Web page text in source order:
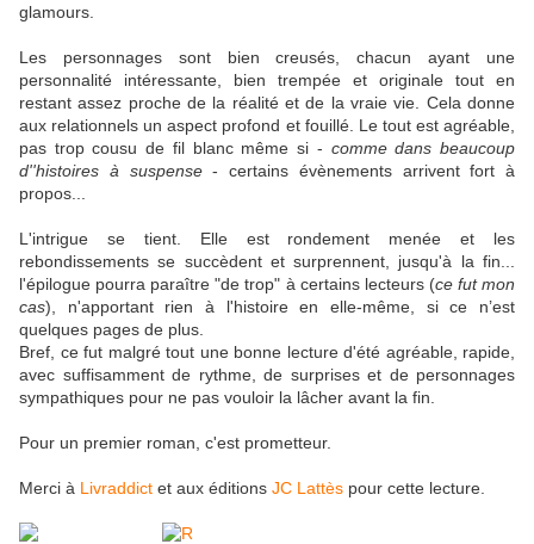
glamours.
Les personnages sont bien creusés, chacun ayant une
personnalité intéressante, bien trempée et originale tout en
restant assez proche de la réalité et de la vraie vie. Cela donne
aux relationnels un aspect profond et fouillé. Le tout est agréable,
pas trop cousu de fil blanc même si - comme dans beaucoup
d''histoires à suspense- certains évènements arrivent fort à
propos...
L'intrigue se tient. Elle est rondement menée et les
rebondissements se succèdent et surprennent, jusqu'à la fin...
l'épilogue pourra paraître "de trop" à certains lecteurs (ce fut mon
cas), n'apportant rien à l'histoire en elle-même, si ce n’est
quelques pages de plus.
Bref, ce fut malgré tout une bonne lecture d'été agréable, rapide,
avec suffisamment de rythme, de surprises et de personnages
sympathiques pour ne pas vouloir la lâcher avant la fin.
Pour un premier roman, c'est prometteur.
Merci à Livraddict et aux éditions JC Lattès pour cette lecture.